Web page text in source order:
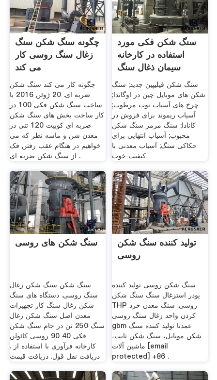
چگونه سنگ شکن سنگ
زغال سنگ روسی کار
می کند
چگونه کار می کند سنگ شکن
ضربه ای. 20 ژوئن 2016 با
ساخت سنگ شکن فکی 100 در
کار ساخت بخش های سنگ شکن
ضربه ای کوبیت 120 تنی در
معدن شن و ماسه نظر که می
خواهیم در هنگام عقب رفتن فک
از سنگ شکن ضربه ای .
سنگ شکن فکی مورد
استفاده در کارخانه
سیمان ذغال سنگ
روسی
سنگ شکن فیلیپین جدید; سنگ
شکن های موبایل چین در اوگاندا;
چرخ های آسیاب توپ مرطوب;
آسیاب ریموند برای فروش در
کانادا; سنگ مرمر سنگ شکن
محبوب; آسیاب انتهایی برای
حکاکی سنگ; آسیاب معدنی با
کیفیت خوب
سنگ شکن های روسی
سنگ شکن سنگ شکن زغال
سنگ روسی. دستگاه های سنگ
شکن زغال سنگ کار تجهیزات
معدن اصل سنگ شکن زغال
سنگ 250 تن در جام سنگ شکن
فکی 40 90 روسی کائولن
کارخانه فرآوری با استفاده از .
دریافت نقل قول. دریافت قیمت
تولید کننده سنگ شکن
روسی
سنگ شکن روسی تولید کننده
پودر استزغال سنگ سنگ شکن
THP روسی. سنگ معدن خرد
کردن واحد زغال سنگ روسی
gbm عمدتا تولید کننده سنگ
شکن موبایل، سنگ شکن ثابت،
ماشین آلات [email
protected] +86 .